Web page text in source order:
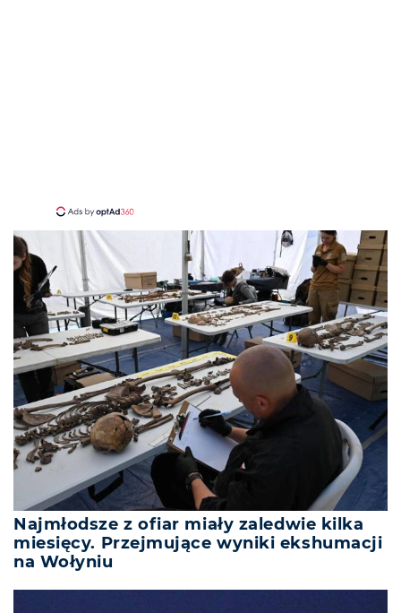
Najmłodsze z ofiar miały zaledwie kilka
miesięcy. Przejmujące wyniki ekshumacji
na Wołyniu